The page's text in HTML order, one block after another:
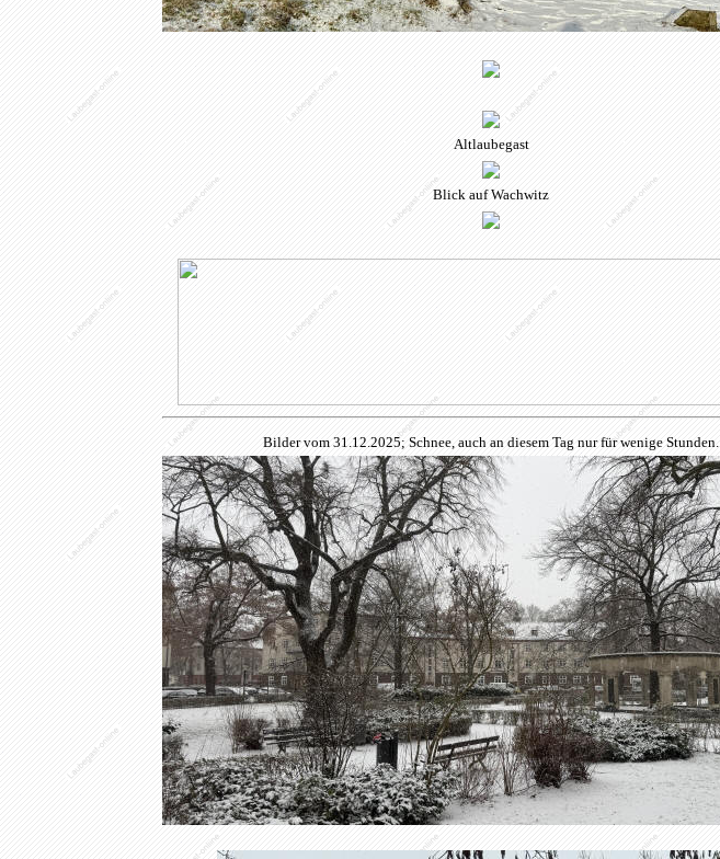
Altlaubegast
Blick auf Wachwitz
Bilder vom 31.12.2025; Schnee, auch an diesem Tag nur für wenige Stunden.